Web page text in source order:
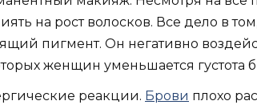
на рост волосков. Все дело в
пигмент. Он негативно
женщин уменьшается густота
реакции. Брови плохо